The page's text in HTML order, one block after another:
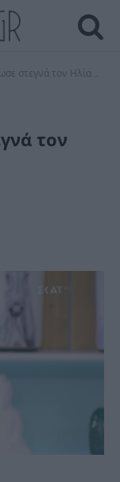
– “Είναι γλ@#δη$ς…»
τον